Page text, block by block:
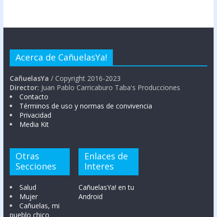
Acerca de CañuelasYa!
CañuelasYa / Copyright 2016-2023
Director: Juan Pablo Carricaburo Taba's Producciones
Contacto
Términos de uso y normas de convivencia
Privacidad
Media Kit
Otras
Secciones
Salud
Mujer
Cañuelas, mi
pueblo chico
Enlaces de
Interes
CañuelasYa! en tu
Android